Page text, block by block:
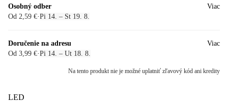
Osobný odber
Od 2,59 €·Pi 14. – St 19. 8.
Viac
Doručenie na adresu
Od 3,99 €·Pi 14. – Ut 18. 8.
Viac
Na tento produkt nie je možné uplatniť zľavový kód ani kredity
LED